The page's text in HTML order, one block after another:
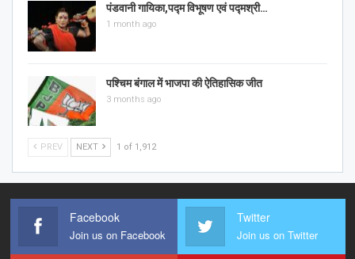
पंडवानी गायिका,पद्म विभूषण एवं पद्मश्री…
1 month ago
पश्चिम बंगाल में भाजपा की ऐतिहासिक जीत
3 months ago
PREV NEXT 1 of 1,912
Facebook
Join us on Facebook
Twitter
Join us on Twitter